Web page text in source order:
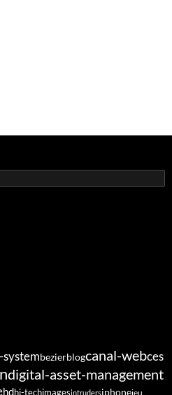
bezierblogcanal-webces
digital-asset-management
hdhi-techimagesintrudersiphonejeu